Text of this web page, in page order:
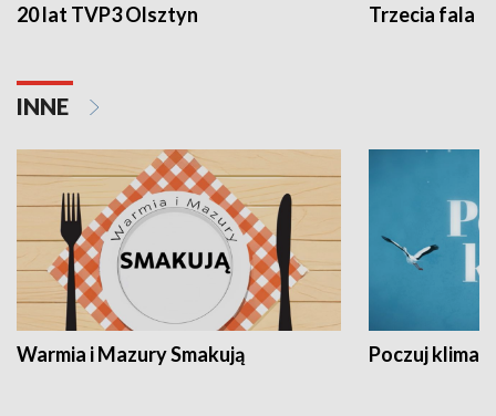
20 lat TVP3 Olsztyn Trzecia fala -
INNE
Warmia i Mazury Smakują Poczuj klimat